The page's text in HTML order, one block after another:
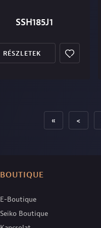
SSH185J1
RÉSZLETEK
« <
BOUTIQUE
E-Boutique
Seiko Boutique